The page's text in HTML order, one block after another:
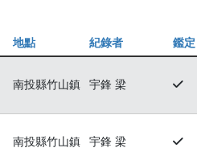
地點 紀錄者 鑑定
南投縣竹山鎮 宇鋒 梁
南投縣竹山鎮 宇鋒 梁